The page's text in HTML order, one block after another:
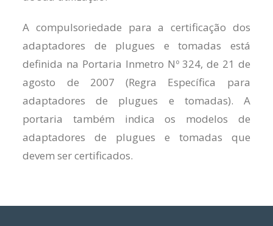
A compulsoriedade para a certificação dos
adaptadores de plugues e tomadas está
definida na Portaria Inmetro Nº 324, de 21 de
agosto de 2007 (Regra Específica para
adaptadores de plugues e tomadas). A
portaria também indica os modelos de
adaptadores de plugues e tomadas que
devem ser certificados.